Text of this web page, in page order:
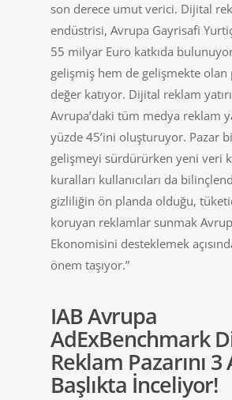
son derece umut verici. Dijital
endüstrisi, Avrupa Gayrisafi Yurtiçi
55 milyar Euro katkıda
gelişmiş hem de gelişmekte olan
değer katıyor. Dijital reklam
Avrupa’daki tüm medya reklam
yüzde 45’ini oluşturuyor. Pazar
gelişmeyi sürdürürken yeni veri
kuralları kullanıcıları da
gizliliğin ön planda olduğu,
koruyan reklamlar sunmak
Ekonomisini desteklemek
önem taşıyor.”
IAB Avrupa
AdExBenchmark
Reklam Pazarını 3
Başlıkta İnceliyor!